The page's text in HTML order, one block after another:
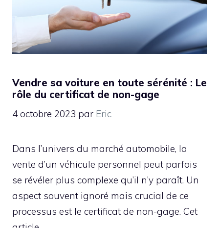
Vendre sa voiture en toute sérénité : Le
rôle du certificat de non-gage
4 octobre 2023 par Eric
Dans l’univers du marché automobile, la
vente d’un véhicule personnel peut parfois
se révéler plus complexe qu’il n’y paraît. Un
aspect souvent ignoré mais crucial de ce
processus est le certificat de non-gage. Cet